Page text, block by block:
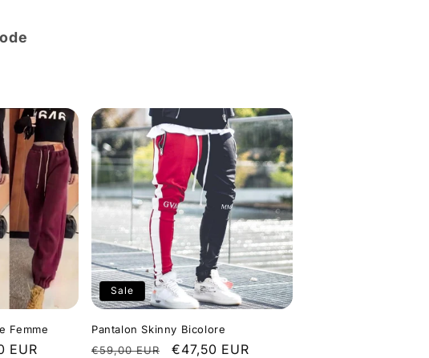
Femme
EUR
Sale
Pantalon Skinny Bicolore
Regular
€59,00 EUR
Sale
€47,50 EUR